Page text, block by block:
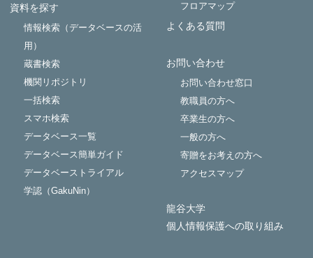
資料を探す
情報検索（データベースの活
用）
蔵書検索
機関リポジトリ
一括検索
スマホ検索
データベース一覧
データベース簡単ガイド
データベーストライアル
学認（GakuNin）
フロアマップ
よくある質問
お問い合わせ
お問い合わせ窓口
教職員の方へ
卒業生の方へ
一般の方へ
寄贈をお考えの方へ
アクセスマップ
龍谷大学
個人情報保護への取り組み